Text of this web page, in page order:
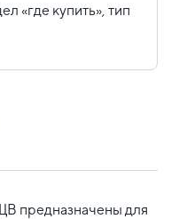
«где купить», тип
предназначены для